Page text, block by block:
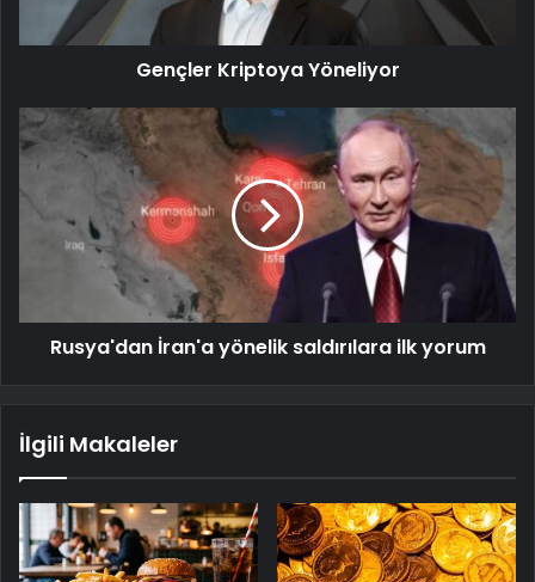
Gençler Kriptoya Yöneliyor
Rusya'dan İran'a yönelik saldırılara ilk yorum
İlgili Makaleler